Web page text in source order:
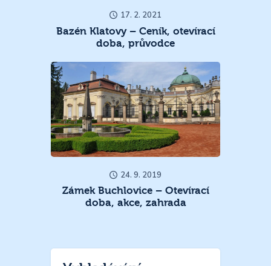
17. 2. 2021
Bazén Klatovy – Ceník, otevírací
doba, průvodce
24. 9. 2019
Zámek Buchlovice – Otevírací
doba, akce, zahrada